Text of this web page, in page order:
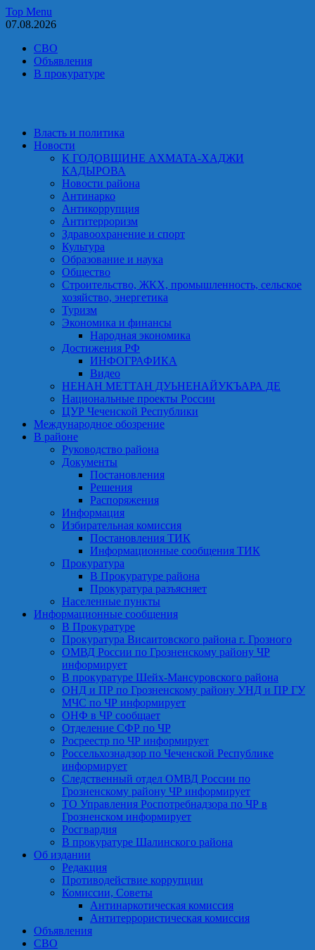
Skip
to
Top Menu
07.08.2026
СВО
Объявления
В прокуратуре
Власть и политика
Новости
К ГОДОВЩИНЕ АХМАТА-ХАДЖИ
КАДЫРОВА
Новости района
Антинарко
Антикоррупция
Антитерроризм
Здравоохранение и спорт
Культура
Образование и наука
Общество
Строительство, ЖКХ, промышленность, сельское
хозяйство, энергетика
Туризм
Экономика и финансы
Народная экономика
Достижения РФ
ИНФОГРАФИКА
Видео
НЕНАН МЕТТАН ДУЬНЕНАЙУКЪАРА ДЕ
Национальные проекты России
ЦУР Чеченской Республики
Международное обозрение
В районе
Руководство района
Документы
Постановления
Решения
Распоряжения
Информация
Избирательная комиссия
Постановления ТИК
Информационные сообщения ТИК
Прокуратура
В Прокуратуре района
Прокуратура разъясняет
Населенные пункты
Информационные сообщения
В Прокуратуре
Прокуратура Висаитовского района г. Грозного
ОМВД России по Грозненскому району ЧР
информирует
В прокуратуре Шейх-Мансуровского района
ОНД и ПР по Грозненскому району УНД и ПР ГУ
МЧС по ЧР информирует
ОНФ в ЧР сообщает
Отделение СФР по ЧР
Росреестр по ЧР информирует
Россельхознадзор по Чеченской Республике
информирует
Следственный отдел ОМВД России по
Грозненскому району ЧР информирует
ТО Управления Роспотребнадзора по ЧР в
Грозненском информирует
Росгвардия
В прокуратуре Шалинского района
Об издании
Редакция
Противодействие коррупции
Комиссии, Советы
Антинаркотическая комиссия
Антитеррористическая комиссия
Объявления
СВО